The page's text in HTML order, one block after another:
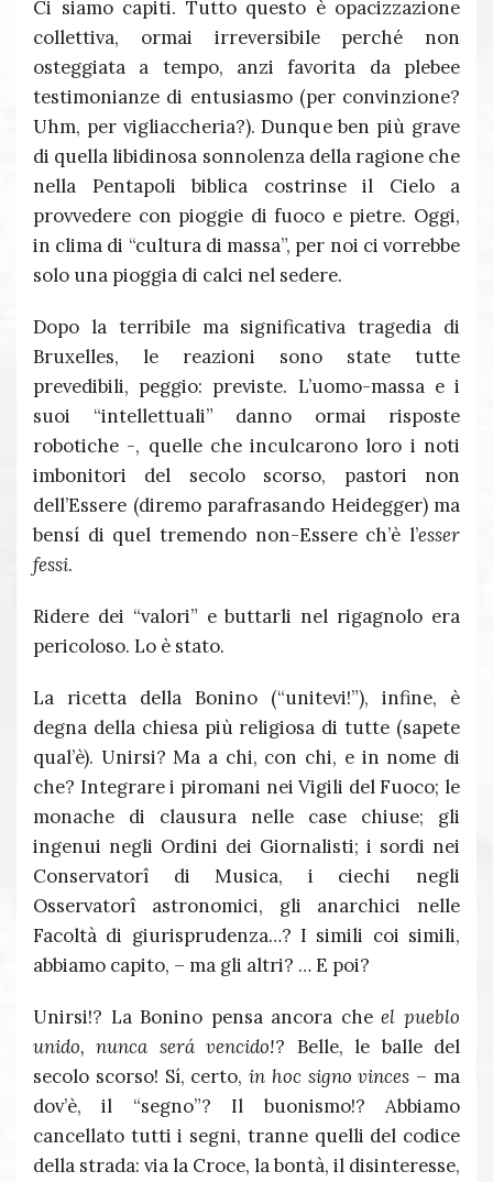
Ci siamo capiti. Tutto questo è opacizzazione
collettiva, ormai irreversibile perché non
osteggiata a tempo, anzi favorita da plebee
testimonianze di entusiasmo (per convinzione?
Uhm, per vigliaccheria?). Dunque ben più grave
di quella libidinosa sonnolenza della ragione che
nella Pentapoli biblica costrinse il Cielo a
provvedere con pioggie di fuoco e pietre. Oggi,
in clima di “cultura di massa”, per noi ci vorrebbe
solo una pioggia di calci nel sedere.
Dopo la terribile ma significativa tragedia di
Bruxelles, le reazioni sono state tutte
prevedibili, peggio: previste. L’uomo-massa e i
suoi “intellettuali” danno ormai risposte
robotiche -, quelle che inculcarono loro i noti
imbonitori del secolo scorso, pastori non
dell’Essere (diremo parafrasando Heidegger) ma
bensí di quel tremendo non-Essere ch’è l’esser
fessi.
Ridere dei “valori” e buttarli nel rigagnolo era
pericoloso. Lo è stato.
La ricetta della Bonino (“unitevi!”), infine, è
degna della chiesa più religiosa di tutte (sapete
qual’è). Unirsi? Ma a chi, con chi, e in nome di
che? Integrare i piromani nei Vigili del Fuoco; le
monache di clausura nelle case chiuse; gli
ingenui negli Ordini dei Giornalisti; i sordi nei
Conservatorî di Musica, i ciechi negli
Osservatorî astronomici, gli anarchici nelle
Facoltà di giurisprudenza…? I simili coi simili,
abbiamo capito, – ma gli altri? … E poi?
Unirsi!? La Bonino pensa ancora cheel pueblo
unido, nunca será vencido!? Belle, le balle del
secolo scorso! Sí, certo,in hoc signo vinces – ma
dov’è, il “segno”? Il buonismo!? Abbiamo
cancellato tutti i segni, tranne quelli del codice
della strada: via la Croce, la bontà, il disinteresse,